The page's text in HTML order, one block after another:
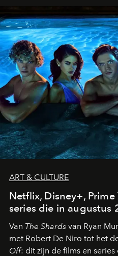
ART & CULTURE
Netflix, Disney+,
series die in augustus
Van The Shards van Ryan
met Robert De Niro tot het
Off: dit zijn de films en series